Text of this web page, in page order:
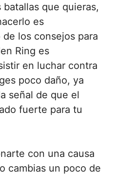
que quieras,
es
los consejos para
Ring es
en luchar contra
poco daño, ya
señal de que el
fuerte para tu
con una causa
cambias un poco de